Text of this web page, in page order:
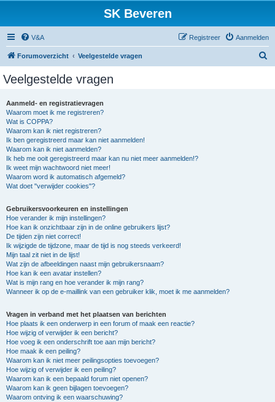
SK Beveren
V&A Aanmelden
Registreer
Forumoverzicht Veelgestelde vragen
Veelgestelde vragen
Aanmeld- en registratievragen
Waarom moet ik me registreren?
Wat is COPPA?
Waarom kan ik niet registreren?
Ik ben geregistreerd maar kan niet aanmelden!
Waarom kan ik niet aanmelden?
Ik heb me ooit geregistreerd maar kan nu niet meer aanmelden!?
Ik weet mijn wachtwoord niet meer!
Waarom word ik automatisch afgemeld?
Wat doet "verwijder cookies"?
Gebruikersvoorkeuren en instellingen
Hoe verander ik mijn instellingen?
Hoe kan ik onzichtbaar zijn in de online gebruikers lijst?
De tijden zijn niet correct!
Ik wijzigde de tijdzone, maar de tijd is nog steeds verkeerd!
Mijn taal zit niet in de lijst!
Wat zijn de afbeeldingen naast mijn gebruikersnaam?
Hoe kan ik een avatar instellen?
Wat is mijn rang en hoe verander ik mijn rang?
Wanneer ik op de e-maillink van een gebruiker klik, moet ik me aanmelden?
Vragen in verband met het plaatsen van berichten
Hoe plaats ik een onderwerp in een forum of maak een reactie?
Hoe wijzig of verwijder ik een bericht?
Hoe voeg ik een onderschrift toe aan mijn bericht?
Hoe maak ik een peiling?
Waarom kan ik niet meer peilingsopties toevoegen?
Hoe wijzig of verwijder ik een peiling?
Waarom kan ik een bepaald forum niet openen?
Waarom kan ik geen bijlagen toevoegen?
Waarom ontving ik een waarschuwing?